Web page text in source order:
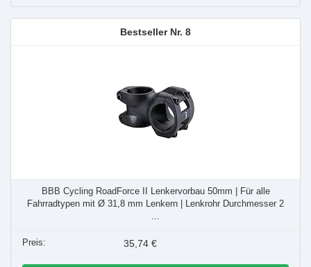
8
BBB Cycling RoadForce II Lenkervorbau 50mm | Für alle
Fahrradtypen mit Ø 31,8 mm Lenkern | Lenkrohr Durchmesser 2
...
35,74 €